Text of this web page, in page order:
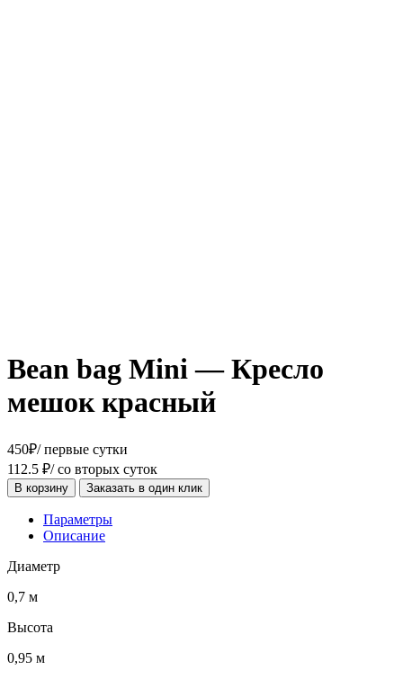
Bean bag Mini — Кресло
мешок красный
450₽/ первые сутки
112.5 ₽/ со вторых суток
В корзину Заказать в один клик
Параметры
Описание
Диаметр
0,7 м
Высота
0,95 м